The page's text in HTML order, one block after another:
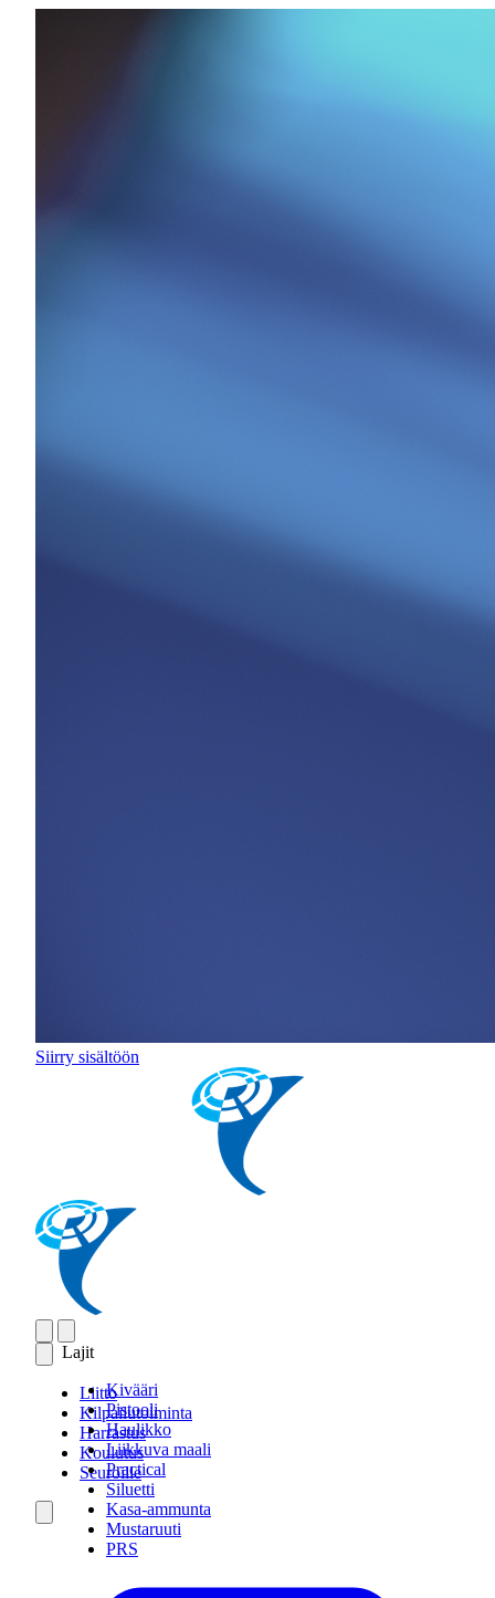
Siirry sisältöön
Lajit
Kivääri
Pistooli
Haulikko
Liikkuva maali
Practical
Siluetti
Kasa-ammunta
Mustaruuti
PRS
Liitto
Kilpailutoiminta
Harrastus
Koulutus
Seuroille